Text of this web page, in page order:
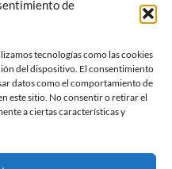
de
tecnologías como las cookies
del dispositivo. El consentimiento
datos como el comportamiento de
este sitio. No consentir o retirar el
a ciertas características y